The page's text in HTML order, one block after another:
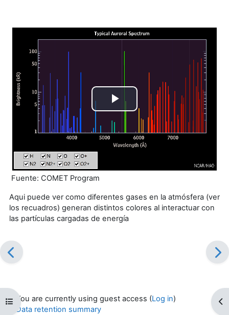
Open course index
Play
Video
Fuente: COMET Program
Aqui puede ver como diferentes gases en la atmósfera (ver
los recuadros) generan distintos colores al interactuar con
las partículas cargadas de energía
You are currently using guest access (Log in)
Data retention summary